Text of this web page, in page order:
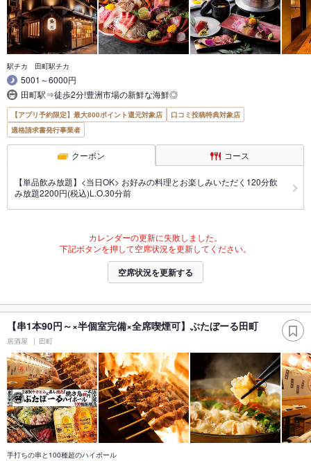
駅チカ 田町駅チカ
5001～6000円
田町駅⇒徒歩2分!豊洲市場の新鮮な海鮮◎
【アプリ予約限定】最大800ポイント還元対象店
口コミ投稿特典対象店
適格請求書発行事業者
クーポン コース
【単品飲み放題】<当日OK> お好みの料理とお楽しみいただく120分飲
み放題2200円(税込)L.O.30分前
カレンダーの更新に失敗しました。
下記ボタンを押して空席状況を更新してください。
空席状況を更新する
【串1本90円～×半個室完備×全席喫煙可】ぶたぼーる田町
居酒屋 田町
手打ちの串と100種超のハイボール